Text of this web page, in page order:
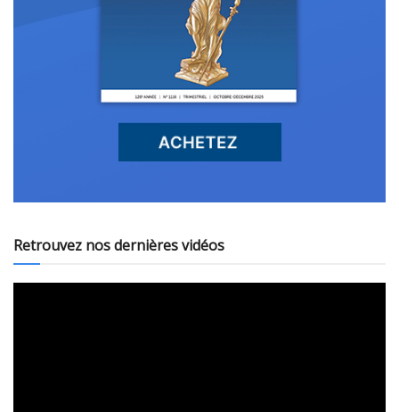
Retrouvez nos dernières vidéos